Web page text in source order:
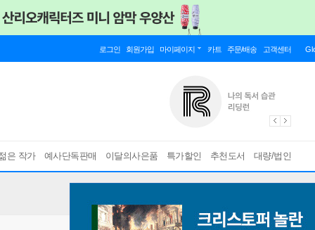
로그인 회원가입 마이페이지 카트 주문/배송 고객센터
은 작가 예사단독판매 이달의사은품 특가할인 추천도서 대량/법인